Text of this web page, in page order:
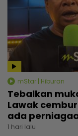
mStar | Hiburan
Tebalkan
Lawak
ada
1 hari lalu